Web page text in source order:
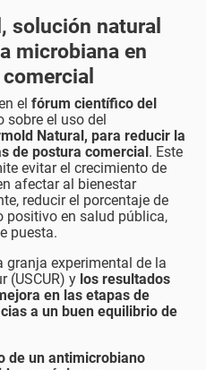
solución natural
microbiana en
el fórum científico del
sobre el uso del
Natural, para reducir la
de postura comercial. Este
evitar el crecimiento de
afectar al bienestar
reducir el porcentaje de
positivo en salud pública,
puesta.
granja experimental de la
(USCUR) y los resultados
en las etapas de
a un buen equilibrio de
de un antimicrobiano